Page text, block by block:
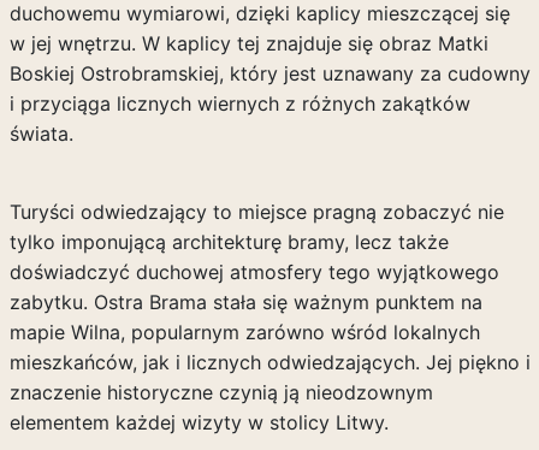
duchowemu wymiarowi, dzięki kaplicy mieszczącej się
w jej wnętrzu. W kaplicy tej znajduje się obraz Matki
Boskiej Ostrobramskiej, który jest uznawany za cudowny
i przyciąga licznych wiernych z różnych zakątków
świata.
Turyści odwiedzający to miejsce pragną zobaczyć nie
tylko imponującą architekturę bramy, lecz także
doświadczyć duchowej atmosfery tego wyjątkowego
zabytku. Ostra Brama stała się ważnym punktem na
mapie Wilna, popularnym zarówno wśród lokalnych
mieszkańców, jak i licznych odwiedzających. Jej piękno i
znaczenie historyczne czynią ją nieodzownym
elementem każdej wizyty w stolicy Litwy.